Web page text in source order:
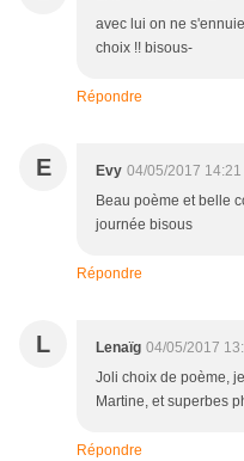
avec lui on ne
choix !! bisous-
Répondre
E Evy 04/05/2017 14:21
Beau poème et belle
journée bisous
Répondre
L Lenaïg 04/05/2017
Joli choix de poème,
Martine, et superbes
Répondre